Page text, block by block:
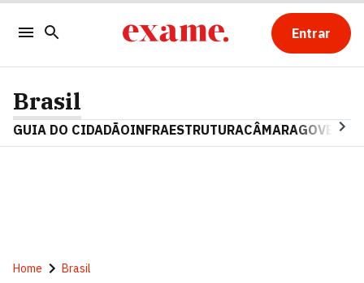
Entrar
Brasil
GUIA DO CIDADÃOINFRAESTRUTURACÂMARAGOVERNO
Home Brasil